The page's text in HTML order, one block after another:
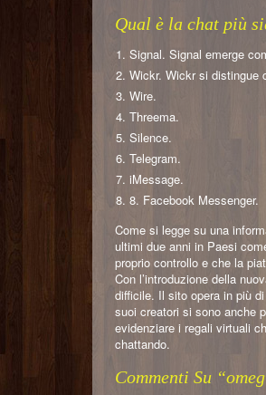
Qual è la chat più
Signal. Signal emerge
Wickr. Wickr si distingue
Wire.
Threema.
Silence.
Telegram.
iMessage.
8. Facebook Messenger.
Come si legge su una
ultimi due anni in Paesi
proprio controllo e che la
Con l’introduzione della
difficile. Il sito opera in più
suoi creatori si sono anche
evidenziare i regali virtuali
chattando.
Commenti Su